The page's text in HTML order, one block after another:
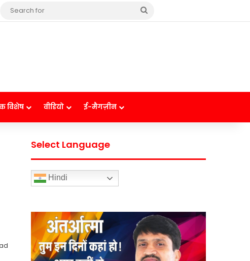
विशेष वीडियो ई-मैगज़ीन
Select Language
Hindi